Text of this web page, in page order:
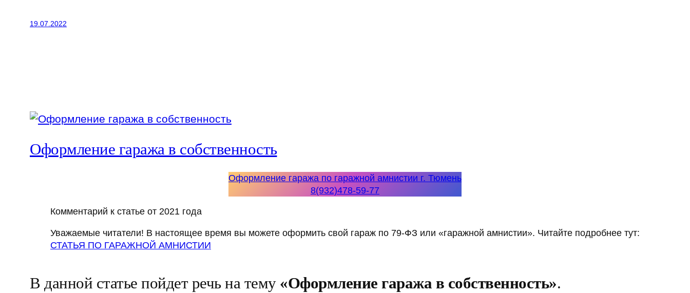
19.07.2022
Оформление гаража в собственность
Оформление гаража по гаражной амнистии г. Тюмень
8(932)478-59-77
Комментарий к статье от 2021 года
Уважаемые читатели! В настоящее время вы можете оформить свой гараж по 79-ФЗ или «гаражной амнистии». Читайте подробнее тут:
СТАТЬЯ ПО ГАРАЖНОЙ АМНИСТИИ
В данной статье пойдет речь на тему «Оформление гаража в собственность».